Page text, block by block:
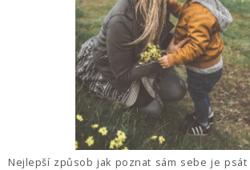
Nejlepší způsob jak poznat sám sebe je